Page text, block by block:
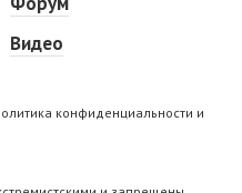
Видео
конфиденциальности и